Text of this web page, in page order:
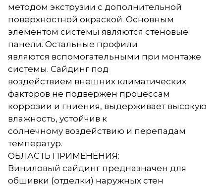
методом экструзии с дополнительной
поверхностной окраской. Основным
элементом системы являются стеновые
панели. Остальные профили
являются вспомогательными при монтаже
системы. Сайдинг под
воздействием внешних климатических
факторов не подвержен процессам
коррозии и гниения, выдерживает высокую
влажность, устойчив к
солнечному воздействию и перепадам
температур.
ОБЛАСТЬ ПРИМЕНЕНИЯ:
Виниловый сайдинг предназначен для
обшивки (отделки) наружных стен